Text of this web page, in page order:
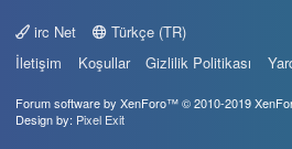
irc Net
Türkçe (TR)
İletişim
Koşullar Gizlilik Politikası
Forum software by XenForo™© 2010-2019
Design by: Pixel Exit